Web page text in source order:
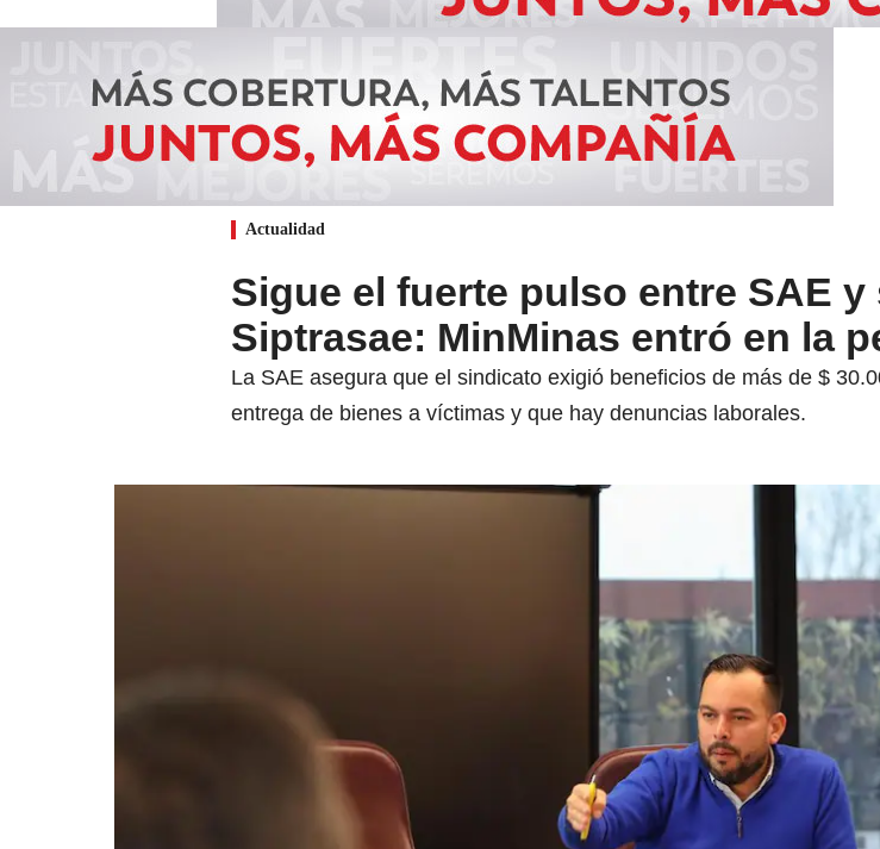
Actualidad
Sigue el fuerte pulso entre SAE
Siptrasae: MinMinas entró en la
La SAE asegura que el sindicato exigió beneficios de más de $
entrega de bienes a víctimas y que hay denuncias laborales.